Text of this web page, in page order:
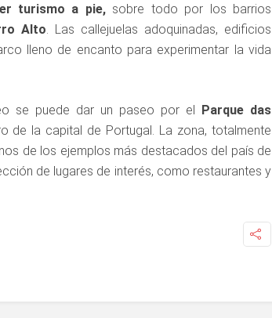
turismo a pie,sobre todo por los barrios
Alto . Las callejuelas adoquinadas, edificios
lleno de encanto para experimentar la vida
se puede dar un paseo por el Parque das
de la capital de Portugal. La zona, totalmente
de los ejemplos más destacados del país de
de lugares de interés, como restaurantes y